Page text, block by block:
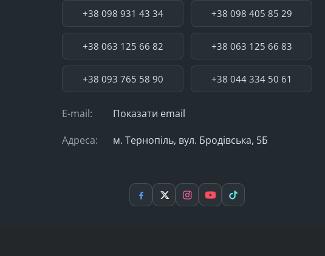
Телефон:
+38 098 931 43 34 +38 098 405 85 29
+38 063 125 66 82 +38 063 125 66 83
+38 093 765 58 90 +38 044 334 50 61
E-mail:
Показати email
Адреса:
м. Тернопіль, вул. Бродівська, 5Б
Facebook
X Instagram
YouTubeTikTok